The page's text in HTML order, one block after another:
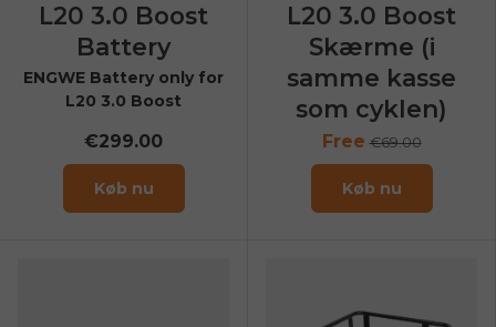
L20 3.0 Boost
Battery
ENGWE Battery only for
L20 3.0 Boost
€299.00
Køb nu
L20 3.0 Boost
Skærme (i
samme kasse
som cyklen)
Free €69.00
Køb nu